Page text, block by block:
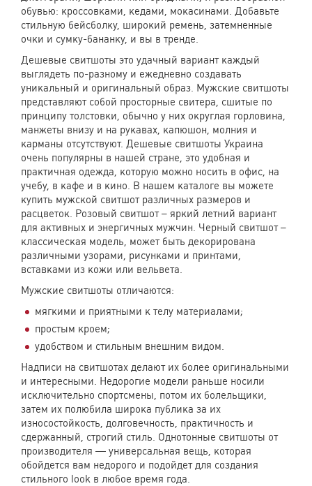
обувью: кроссовками, кедами, мокасинами. Добавьте
стильную бейсболку, широкий ремень, затемненные
очки и сумку-бананку, и вы в тренде.
Дешевые свитшоты это удачный вариант каждый
выглядеть по-разному и ежедневно создавать
уникальный и оригинальный образ. Мужские свитшоты
представляют собой просторные свитера, сшитые по
принципу толстовки, обычно у них округлая горловина,
манжеты внизу и на рукавах, капюшон, молния и
карманы отсутствуют. Дешевые свитшоты Украина
очень популярны в нашей стране, это удобная и
практичная одежда, которую можно носить в офис, на
учебу, в кафе и в кино. В нашем каталоге вы можете
купить мужской свитшот различных размеров и
расцветок. Розовый свитшот – яркий летний вариант
для активных и энергичных мужчин. Черный свитшот –
классическая модель, может быть декорирована
различными узорами, рисунками и принтами,
вставками из кожи или вельвета.
Мужские свитшоты отличаются:
мягкими и приятными к телу материалами;
простым кроем;
удобством и стильным внешним видом.
Надписи на свитшотах делают их более оригинальными
и интересными. Недорогие модели раньше носили
исключительно спортсмены, потом их болельщики,
затем их полюбила широка публика за их
износостойкость, долговечность, практичность и
сдержанный, строгий стиль. Однотонные свитшоты от
производителя — универсальная вещь, которая
обойдется вам недорого и подойдет для создания
стильного look в любое время года.